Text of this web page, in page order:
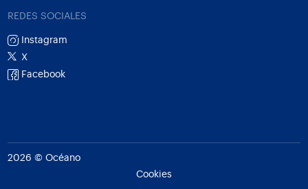
REDES SOCIALES
Instagram
X
Facebook
2026 © Océano
Cookies